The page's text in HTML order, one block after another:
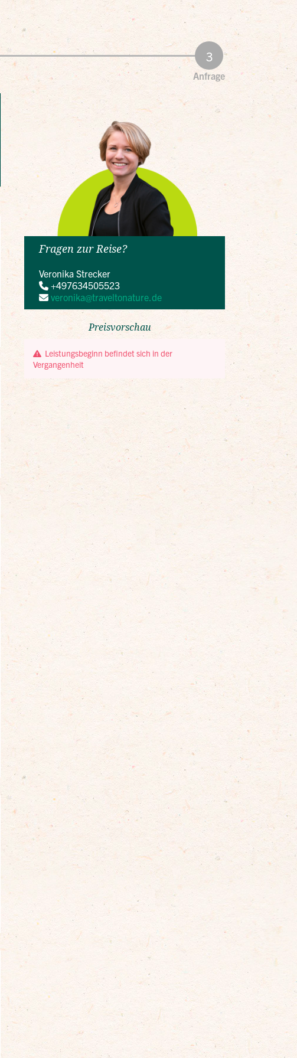
Anfrage
Fragen zur Reise?
Veronika Strecker
+497634505523
veronika@traveltonature.de
Preisvorschau
Leistungsbeginn befindet sich in der
Vergangenheit